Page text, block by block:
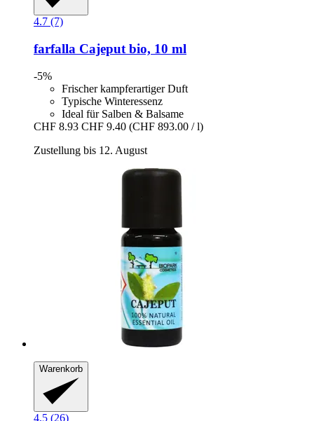
4.7 (7)
farfalla Cajeput bio, 10 ml
-5%
Frischer kampferartiger Duft
Typische Winteressenz
Ideal für Salben & Balsame
CHF 8.93 CHF 9.40 (CHF 893.00 / l)
Zustellung bis 12. August
Warenkorb
4.5 (26)